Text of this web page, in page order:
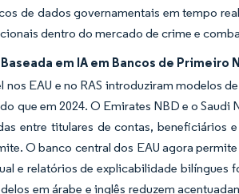
de dados governamentais em tempo
dentro do mercado de crime e
em IA em Bancos de Primeiro
EAU e no RAS introduziram modelos
que em 2024. O Emirates NBD e o
entre titulares de contas, beneficiários
O banco central dos EAU agora
e relatórios de explicabilidade
em árabe e inglês reduzem